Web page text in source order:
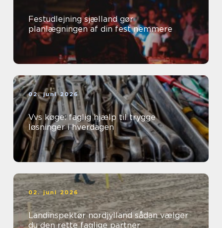
Festudlejning sjælland gør
planlægningen af din fest nemmere
02. juni 2026
Vvs køge: faglig hjælp til trygge
løsninger i hverdagen
02. juni 2026
Landinspektør nordjylland sådan vælger
du den rette faglige partner